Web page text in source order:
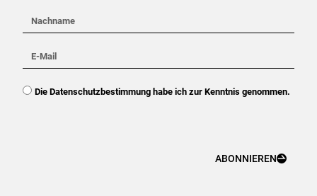
Nachname
DSGVO
Die Datenschutzbestimmung habe ich zur Kenntnis genommen.
ABONNIEREN